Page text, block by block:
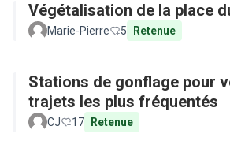
Végétalisation de la place
Marie-Pierre 5 Retenue
Stations de gonflage pour
trajets les plus fréquentés
CJ 17 Retenue